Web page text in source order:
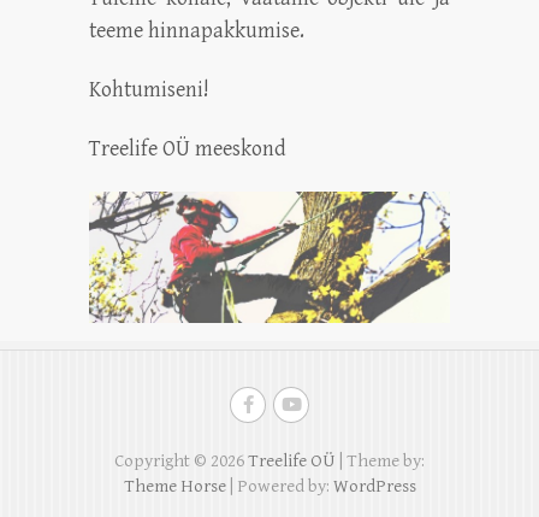
teeme hinnapakkumise.
Kohtumiseni!
Treelife OÜ meeskond
Copyright © 2026Treelife OÜ | Theme by:
Theme Horse| Powered by: WordPress